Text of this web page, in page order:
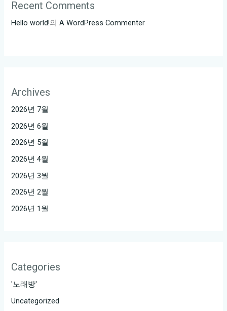
스
강
남
엘
리
8.
강
남
클
9.
Recent Comments
Hello world!의A WordPress Commenter
Archives
2026년 7월
2026년 6월
2026년 5월
2026년 4월
2026년 3월
2026년 2월
2026년 1월
Categories
'노래방'
Uncategorized